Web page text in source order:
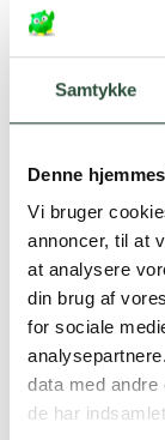
Samtykke
Denne
Vi bruger
annoncer, til at
at analysere
din brug af
for sociale
data med andre
de har